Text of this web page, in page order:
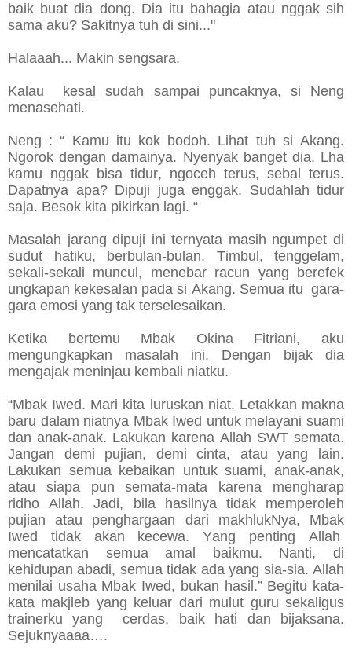
baik buat dia dong. Dia itu bahagia atau nggak sih
sama aku? Sakitnya tuh di sini..."
Halaaah... Makin sengsara.
Kalau kesal sudah sampai puncaknya, si Neng
menasehati.
Neng : “ Kamu itu kok bodoh. Lihat tuh si Akang.
Ngorok dengan damainya. Nyenyak banget dia. Lha
kamu nggak bisa tidur, ngoceh terus, sebal terus.
Dapatnya apa? Dipuji juga enggak. Sudahlah tidur
saja. Besok kita pikirkan lagi. “
Masalah jarang dipuji ini ternyata masih ngumpet di
sudut hatiku, berbulan-bulan. Timbul, tenggelam,
sekali-sekali muncul, menebar racun yang berefek
ungkapan kekesalan pada si Akang. Semua itu gara-
gara emosi yang tak terselesaikan.
Ketika bertemu Mbak Okina Fitriani, aku
mengungkapkan masalah ini. Dengan bijak dia
mengajak meninjau kembali niatku.
“Mbak Iwed. Mari kita luruskan niat. Letakkan makna
baru dalam niatnya Mbak Iwed untuk melayani suami
dan anak-anak. Lakukan karena Allah SWT semata.
Jangan demi pujian, demi cinta, atau yang lain.
Lakukan semua kebaikan untuk suami, anak-anak,
atau siapa pun semata-mata karena mengharap
ridho Allah. Jadi, bila hasilnya tidak memperoleh
pujian atau penghargaan dari makhlukNya, Mbak
Iwed tidak akan kecewa. Yang penting Allah
mencatatkan semua amal baikmu. Nanti, di
kehidupan abadi, semua tidak ada yang sia-sia. Allah
menilai usaha Mbak Iwed, bukan hasil.” Begitu kata-
kata makjleb yang keluar dari mulut guru sekaligus
trainerku yang cerdas, baik hati dan bijaksana.
Sejuknyaaaa….